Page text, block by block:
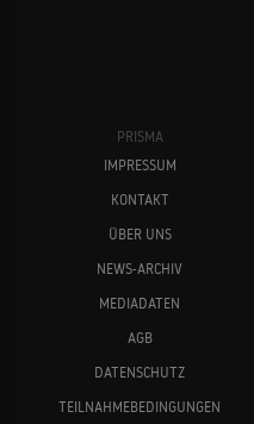
PRISMA
IMPRESSUM
KONTAKT
ÜBER UNS
NEWS-ARCHIV
MEDIADATEN
AGB
DATENSCHUTZ
TEILNAHMEBEDINGUNGEN